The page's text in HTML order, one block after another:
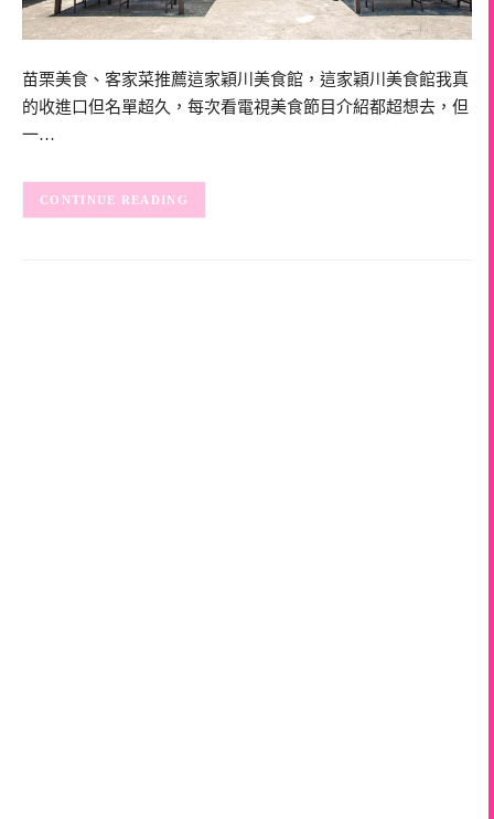
苗栗美食、客家菜推薦這家穎川美食館，這家穎川美食館我真
的收進口但名單超久，每次看電視美食節目介紹都超想去，但
一…
CONTINUE READING